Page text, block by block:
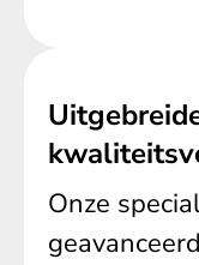
Onze